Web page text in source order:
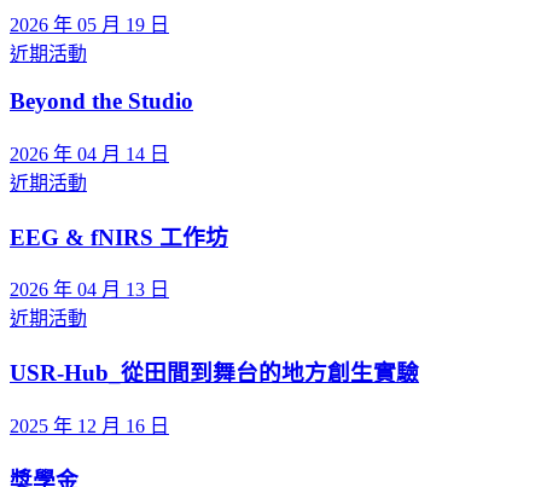
2026 年 05 月 19 日
近期活動
Beyond the Studio
2026 年 04 月 14 日
近期活動
EEG & fNIRS 工作坊
2026 年 04 月 13 日
近期活動
USR-Hub_從田間到舞台的地方創生實驗
2025 年 12 月 16 日
獎學金